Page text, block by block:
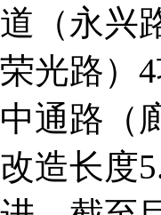
道（永兴
荣光路）
中通路（
改造长度